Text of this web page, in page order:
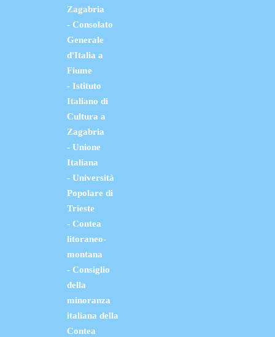
Zagabria
- Consolato
Generale
d'Italia a
Fiume
- Istituto
Italiano di
Cultura a
Zagabria
- Unione
Italiana
- Università
Popolare di
Trieste
- Contea
litoraneo-
montana
- Consiglio
della
minoranza
italiana della
Contea